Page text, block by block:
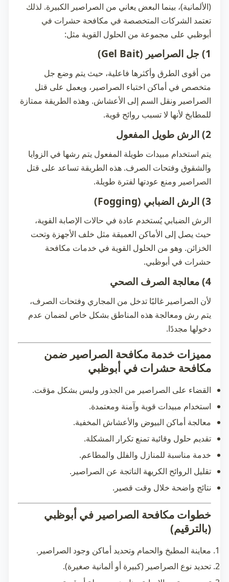
(الألمانية)، بينما البعض يعاني من الصراصير الكبيرة. لذلك
تعتمد الشركات المتخصصة في مكافحة حشرات في
أبوظبي على مجموعة من الحلول القوية مثل:
1) جل الصراصير (Gel Bait)
من أقوى الطرق وأكثرها فاعلية، حيث يتم وضع جل
متخصص في أماكن اختباء الصراصير، ويعمل على قتل
الصراصير ونقل السم إلى الأعشاش. وهذه الطريقة ممتازة
للمطابخ لأنها لا تسبب روائح قوية.
2) الرش طويل المفعول
يتم استخدام مبيدات طويلة المفعول يتم رشها في الزوايا
والشقوق وفتحات الصرف. هذه الطريقة تساعد على قتل
الصراصير ومنع عودتها لفترة طويلة.
3) الرش الضبابي (Fogging)
الرش الضبابي يُستخدم عادة في حالات الإصابة القوية،
حيث يصل إلى الأماكن العميقة مثل خلف الأجهزة وتحت
الخزائن. وهو من الحلول القوية في خدمات مكافحة
حشرات في أبوظبي.
4) معالجة الصرف الصحي
لأن الصراصير غالبًا تدخل من المجاري وفتحات الصرف،
يتم رش ومعالجة هذه المناطق بشكل خاص لضمان عدم
دخولها مجددًا.
مميزات خدمة مكافحة الصراصير ضمن
مكافحة حشرات في أبوظبي
القضاء على الصراصير من الجذور وليس بشكل مؤقت.
استخدام مبيدات قوية وآمنة ومعتمدة.
معالجة أماكن البيوض والأعشاش المخفية.
تقديم حلول وقائية تمنع تكرار المشكلة.
خدمة مناسبة للمنازل والفلل والمطاعم.
تقليل الروائح الكريهة الناتجة عن الصراصير.
نتائج واضحة خلال وقت قصير.
خطوات مكافحة الصراصير في أبوظبي
(بالترقيم)
معاينة المطبخ والحمام وتحديد أماكن وجود الصراصير.
تحديد نوع الصراصير (كبيرة أو ألمانية صغيرة).